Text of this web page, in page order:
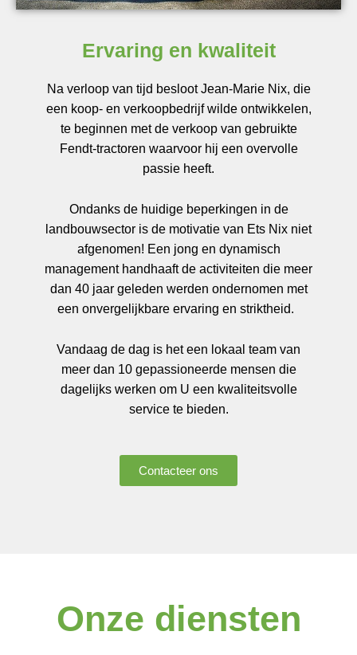
Ervaring en kwaliteit
Na verloop van tijd besloot Jean-Marie Nix, die
een koop- en verkoopbedrijf wilde ontwikkelen,
te beginnen met de verkoop van gebruikte
Fendt-tractoren waarvoor hij een overvolle
passie heeft.
Ondanks de huidige beperkingen in de
landbouwsector is de motivatie van Ets Nix niet
afgenomen! Een jong en dynamisch
management handhaaft de activiteiten die meer
dan 40 jaar geleden werden ondernomen met
een onvergelijkbare ervaring en striktheid.
Vandaag de dag is het een lokaal team van
meer dan 10 gepassioneerde mensen die
dagelijks werken om U een kwaliteitsvolle
service te bieden.
Contacteer ons
Onze diensten